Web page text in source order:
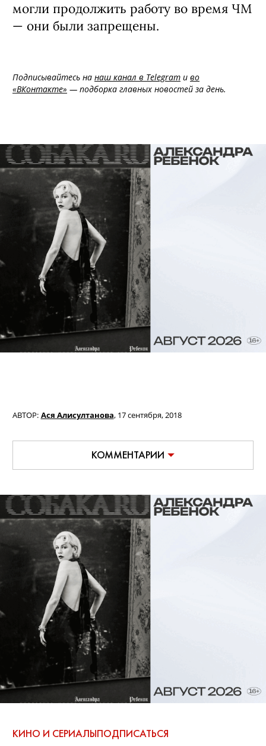
могли продолжить работу во время ЧМ
— они были запрещены.
Подписывайтесь на наш канал в Telegram и во
«ВКонтакте» — подборка главных новостей за день.
АВТОР: Ася Алисултанова, 17 сентября, 2018
КОММЕНТАРИИ
КИНО И СЕРИАЛЫПОДПИСАТЬСЯ